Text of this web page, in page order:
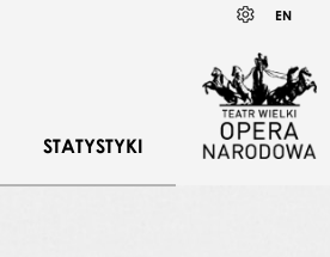
język
EN
STATYSTYKI